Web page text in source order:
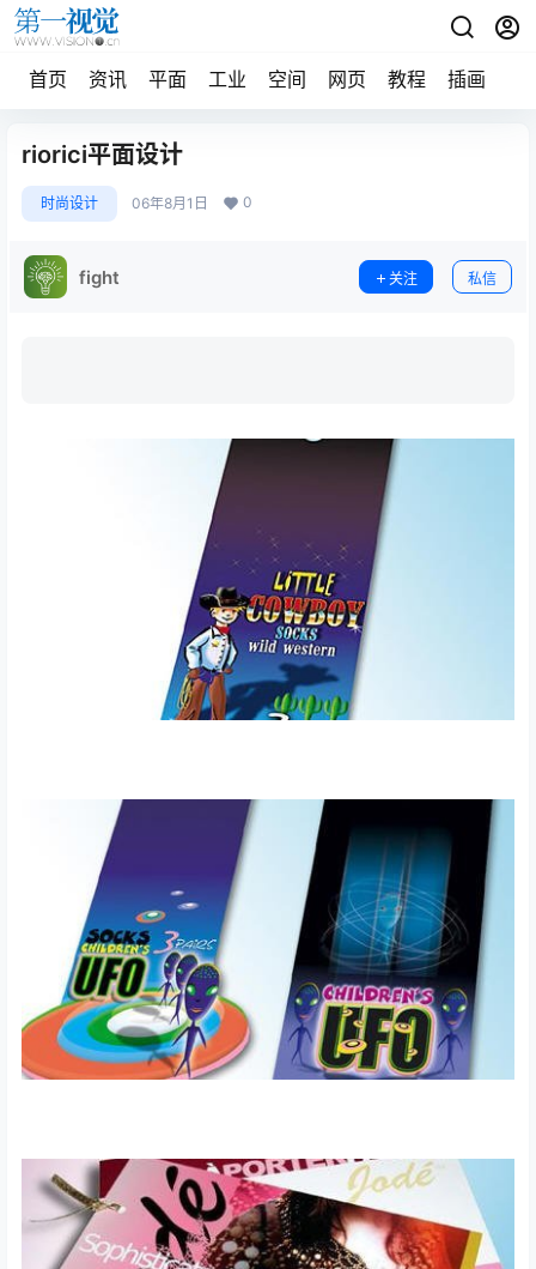
首页 资讯 平面 工业 空间 网页 教程 插画
riorici平面设计
时尚设计 06年8月1日 0
fight 关注 私信